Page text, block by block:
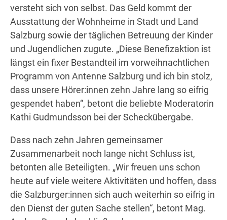
versteht sich von selbst. Das Geld kommt der
Ausstattung der Wohnheime in Stadt und Land
Salzburg sowie der täglichen Betreuung der Kinder
und Jugendlichen zugute. „Diese Benefizaktion ist
längst ein fixer Bestandteil im vorweihnachtlichen
Programm von Antenne Salzburg und ich bin stolz,
dass unsere Hörer:innen zehn Jahre lang so eifrig
gespendet haben“, betont die beliebte Moderatorin
Kathi Gudmundsson bei der Scheckübergabe.
Dass nach zehn Jahren gemeinsamer
Zusammenarbeit noch lange nicht Schluss ist,
betonten alle Beteiligten. „Wir freuen uns schon
heute auf viele weitere Aktivitäten und hoffen, dass
die Salzburger:innen sich auch weiterhin so eifrig in
den Dienst der guten Sache stellen“, betont Mag.